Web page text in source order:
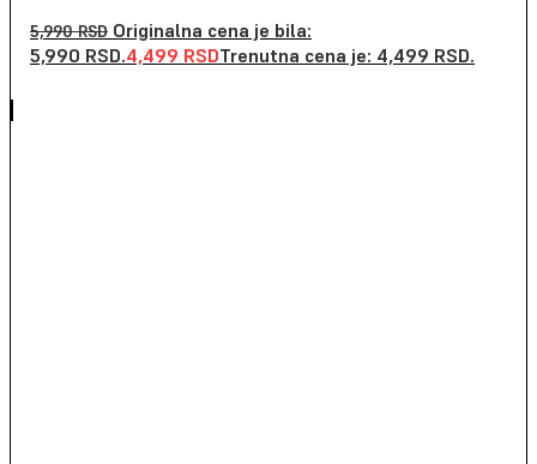
5,990RSD Originalna cena je bila:
5,990 RSD.4,499 RSDTrenutna cena je: 4,499 RSD.